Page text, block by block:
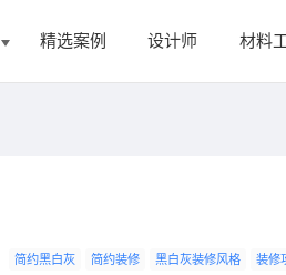
精选案例 设计师 材料
简约黑白灰 简约装修 黑白灰装修风格 装修